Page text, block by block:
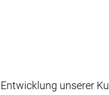
unserer